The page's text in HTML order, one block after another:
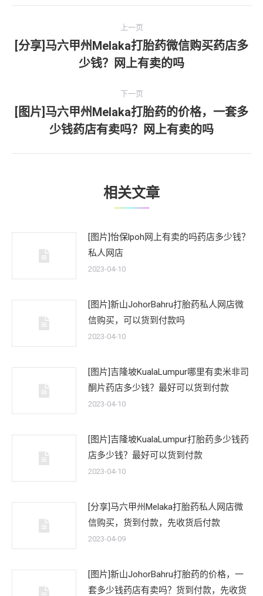
章
上一页
上
一
[分享]马六甲州Melaka打胎药微信购买药店多
少钱？网上有卖的吗
下一页
下
一
文
[图片]马六甲州Melaka打胎药的价格，一套多
少钱药店有卖吗？网上有卖的吗
相关文章
[图片]怡保lpoh网上有卖的吗药店多少钱？
私人网店
2023-04-10
[图片]新山JohorBahru打胎药私人网店微
信购买，可以货到付款吗
2023-04-10
[图片]吉隆坡KualaLumpur哪里有卖米非司
酮片药店多少钱？最好可以货到付款
2023-04-10
[图片]吉隆坡KualaLumpur打胎药多少钱药
店多少钱？最好可以货到付款
2023-04-10
[分享]马六甲州Melaka打胎药私人网店微
信购买，货到付款，先收货后付款
2023-04-09
[图片]新山JohorBahru打胎药的价格，一
套多少钱药店有卖吗？货到付款，先收货